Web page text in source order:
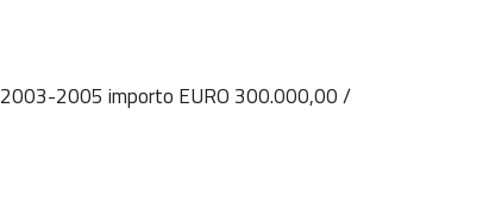
2005 importo EURO 300.000,00 /